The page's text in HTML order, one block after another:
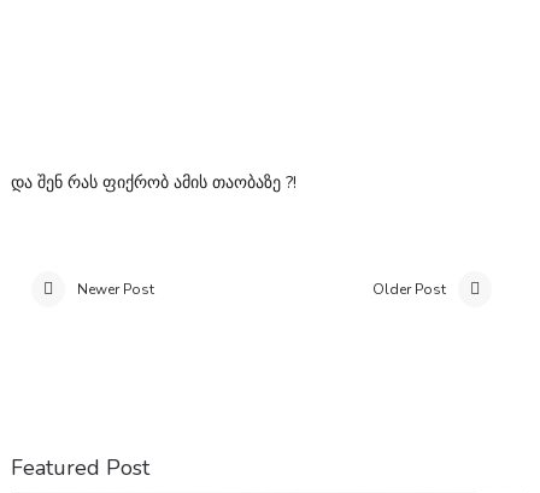
და შენ რას ფიქრობ ამის თაობაზე ?!
Newer Post Older Post
Featured Post